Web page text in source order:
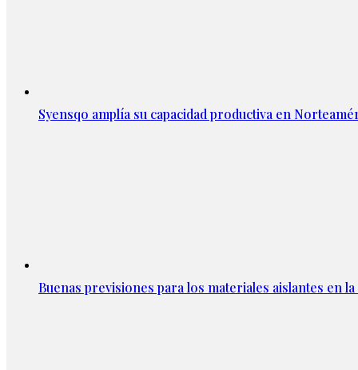
Syensqo amplía su capacidad productiva en
Buenas previsiones para los materiales aislantes en